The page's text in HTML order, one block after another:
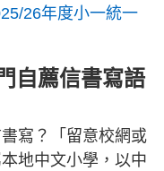
26年度小一統一
自薦信書寫語
寫？「留意校網或
地中文小學，以中